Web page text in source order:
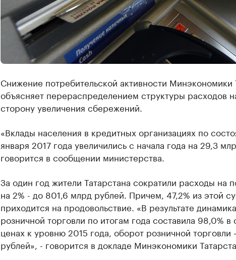
Снижение потребительской активности Минэкономики
объясняет перераспределением структуры расходов
сторону увеличения сбережений.
«Вклады населения в кредитных организациях по
января 2017 года увеличились с начала года на 29,3
говорится в сообщении министерства.
За один год жители Татарстана сократили расходы на
на 2% - до 801,6 млрд рублей. Причем, 47,2% из этой
приходится на продовольствие. «В результате
розничной торговли по итогам года составила 98,0% в
ценах к уровню 2015 года, оборот розничной торговли
рублей», - говорится в докладе Минэкономики